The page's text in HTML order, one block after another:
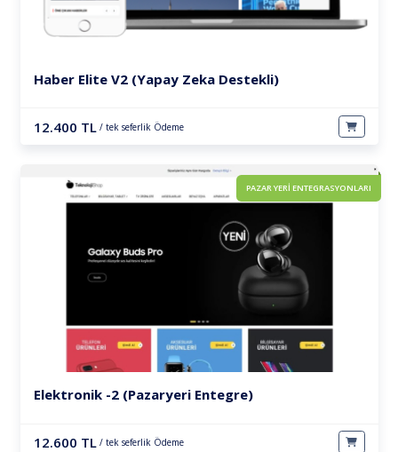
Haber Elite V2 (Yapay Zeka Destekli)
12.400 TL / tek seferlik Ödeme
PAZAR YERİ ENTEGRASYONLARI
Elektronik -2 (Pazaryeri Entegre)
12.600 TL / tek seferlik Ödeme